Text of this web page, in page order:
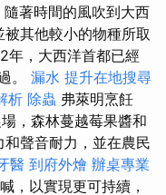
隨著時間的風吹到大西
其他較小的物種所取
年，大西洋首都已經
。 漏水 提升在地搜尋
析 除蟲 弗萊明烹飪
，森林蔓越莓果醬和
聲音耐力，並在農民
醫 到府外燴 辦桌專業
，以實現更可持續，